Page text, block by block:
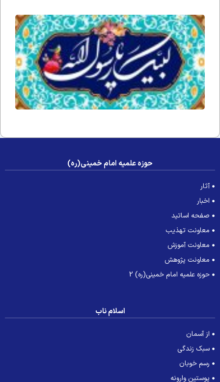
قضا
شدن
نماز
رسول
خدا
صلی
الله
علیه
و آله
و
حوزه علمیه امام خمینی(ره)
آثار
اخبار
صفحه اساتید
معاونت تهذیب
معاونت آموزش
معاونت پژوهش
حوزه علمیه امام خمینی(ره) 2
اسلام ناب
از آسمان
سبک زندگی
رسم خوبان
پوستین وارونه